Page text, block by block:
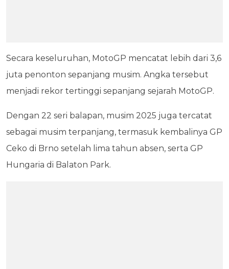
Secara keseluruhan, MotoGP mencatat lebih dari 3,6
juta penonton sepanjang musim. Angka tersebut
menjadi rekor tertinggi sepanjang sejarah MotoGP.
Dengan 22 seri balapan, musim 2025 juga tercatat
sebagai musim terpanjang, termasuk kembalinya GP
Ceko di Brno setelah lima tahun absen, serta GP
Hungaria di Balaton Park.